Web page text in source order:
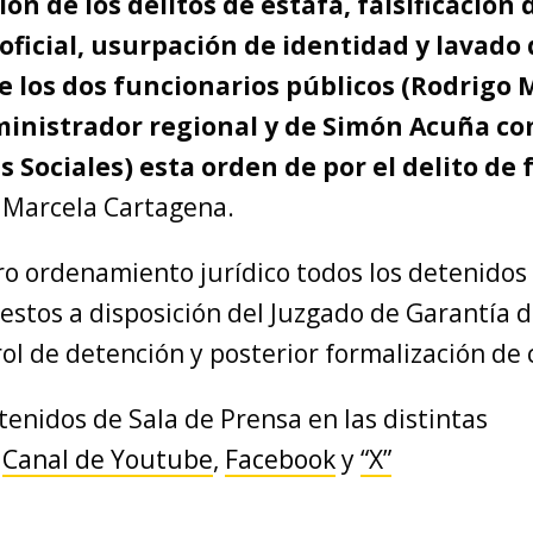
usurpación de identidad y lavado
los dos funcionarios públicos (Rodrigo
regional y de Simón Acuña
Sociales) esta orden de por el delito de
Cartagena.
ordenamiento jurídico todos los detenidos
a disposición del Juzgado de Garantía
de detención y posterior formalización de
de Sala de Prensa en las distintas
Canal de Youtube, Facebooky“X”